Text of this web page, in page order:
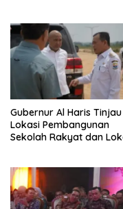
Gubernur Al Haris Tinjau
Lokasi Pembangunan
Sekolah Rakyat dan